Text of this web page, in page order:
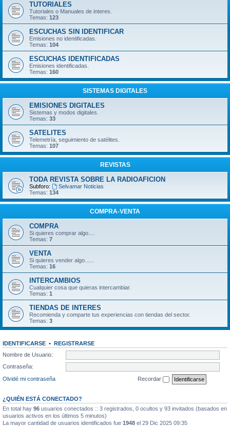
TUTORIALES
Tutoriales o Manuales de interes.
Temas: 123
ESCUCHAS SIN IDENTIFICAR
Emisiones no identificadas.
Temas: 104
ESCUCHAS IDENTIFICADAS
Emisiones identificadas.
Temas: 160
SISTEMAS DIGITALES
EMISIONES DIGITALES
Sistemas y modos digitales.
Temas: 33
SATELITES
Telemetría, seguimiento de satélites.
Temas: 107
REVISTAS
TODA REVISTA SOBRE LA RADIOAFICION
Subforo:
Selvamar Noticias
Temas: 134
COMPRA-VENTA
COMPRA
Si quieres comprar algo....
Temas: 7
VENTA
Si quieres vender algo......
Temas: 16
INTERCAMBIOS
Cualquier cosa que quieras intercambiar.
Temas: 1
TIENDAS DE INTERES
Recomienda y comparte tus experiencias con tiendas del sector.
Temas: 3
IDENTIFICARSE •
REGISTRARSE
Nombre de Usuario:
Contraseña:
Olvidé mi contraseña
Recordar
¿QUIÉN ESTÁ CONECTADO?
En total hay 96 usuarios conectados :: 3 registrados, 0 ocultos y 93 invitados (basados en
usuarios activos en los últimos 5 minutos)
La mayor cantidad de usuarios identificados fue 1948 el 29 Dic 2025 09:35